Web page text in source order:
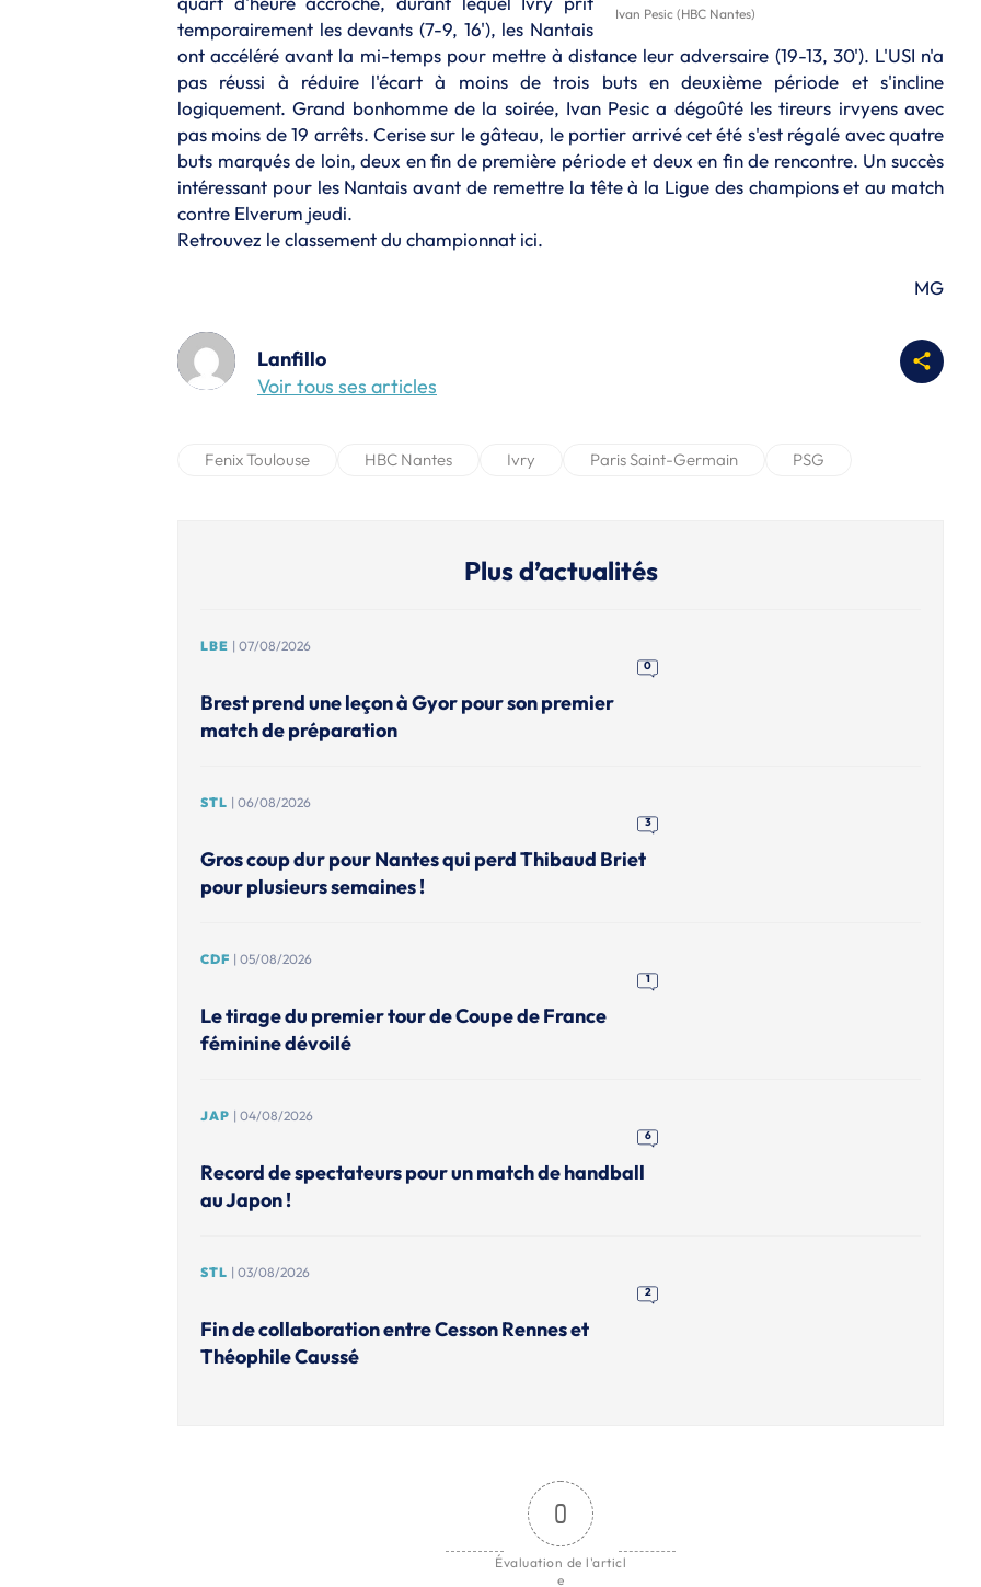
Ivan Pesic (HBC Nantes)
temporairement les devants (7-9, 16'), les Nantais
ont accéléré avant la mi-temps pour mettre à distance leur adversaire (19-13, 30'). L'USI n'a
pas réussi à réduire l'écart à moins de trois buts en deuxième période et s'incline
logiquement. Grand bonhomme de la soirée, Ivan Pesic a dégoûté les tireurs irvyens avec
pas moins de 19 arrêts. Cerise sur le gâteau, le portier arrivé cet été s'est régalé avec quatre
buts marqués de loin, deux en fin de première période et deux en fin de rencontre. Un succès
intéressant pour les Nantais avant de remettre la tête à la Ligue des champions et au match
contre Elverum jeudi.
Retrouvez le classement du championnat ici.
MG
Lanfillo
Voir tous ses articles
Fenix Toulouse HBC Nantes Ivry Paris Saint-Germain PSG
Plus d’actualités
LBE | 07/08/2026
0
Brest prend une leçon à Gyor pour son premier
match de préparation
STL | 06/08/2026
3
Gros coup dur pour Nantes qui perd Thibaud Briet
pour plusieurs semaines !
CDF | 05/08/2026
1
Le tirage du premier tour de Coupe de France
féminine dévoilé
JAP | 04/08/2026
6
Record de spectateurs pour un match de handball
au Japon !
STL | 03/08/2026
2
Fin de collaboration entre Cesson Rennes et
Théophile Caussé
0
Évaluation de l'articl
e